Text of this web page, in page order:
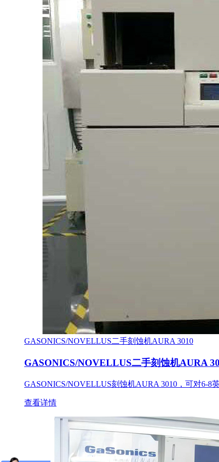
GASONICS/NOVELLUS二手刻蚀机AURA 3010
GASONICS/NOVELLUS二手刻蚀机AURA
GASONICS/NOVELLUS刻蚀机AURA 3010，可对6-8
查看详情